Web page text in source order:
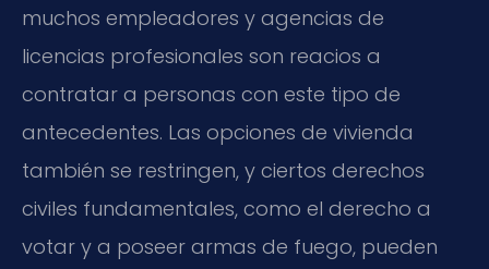
muchos empleadores y agencias de
licencias profesionales son reacios a
contratar a personas con este tipo de
antecedentes. Las opciones de vivienda
también se restringen, y ciertos derechos
civiles fundamentales, como el derecho a
votar y a poseer armas de fuego, pueden